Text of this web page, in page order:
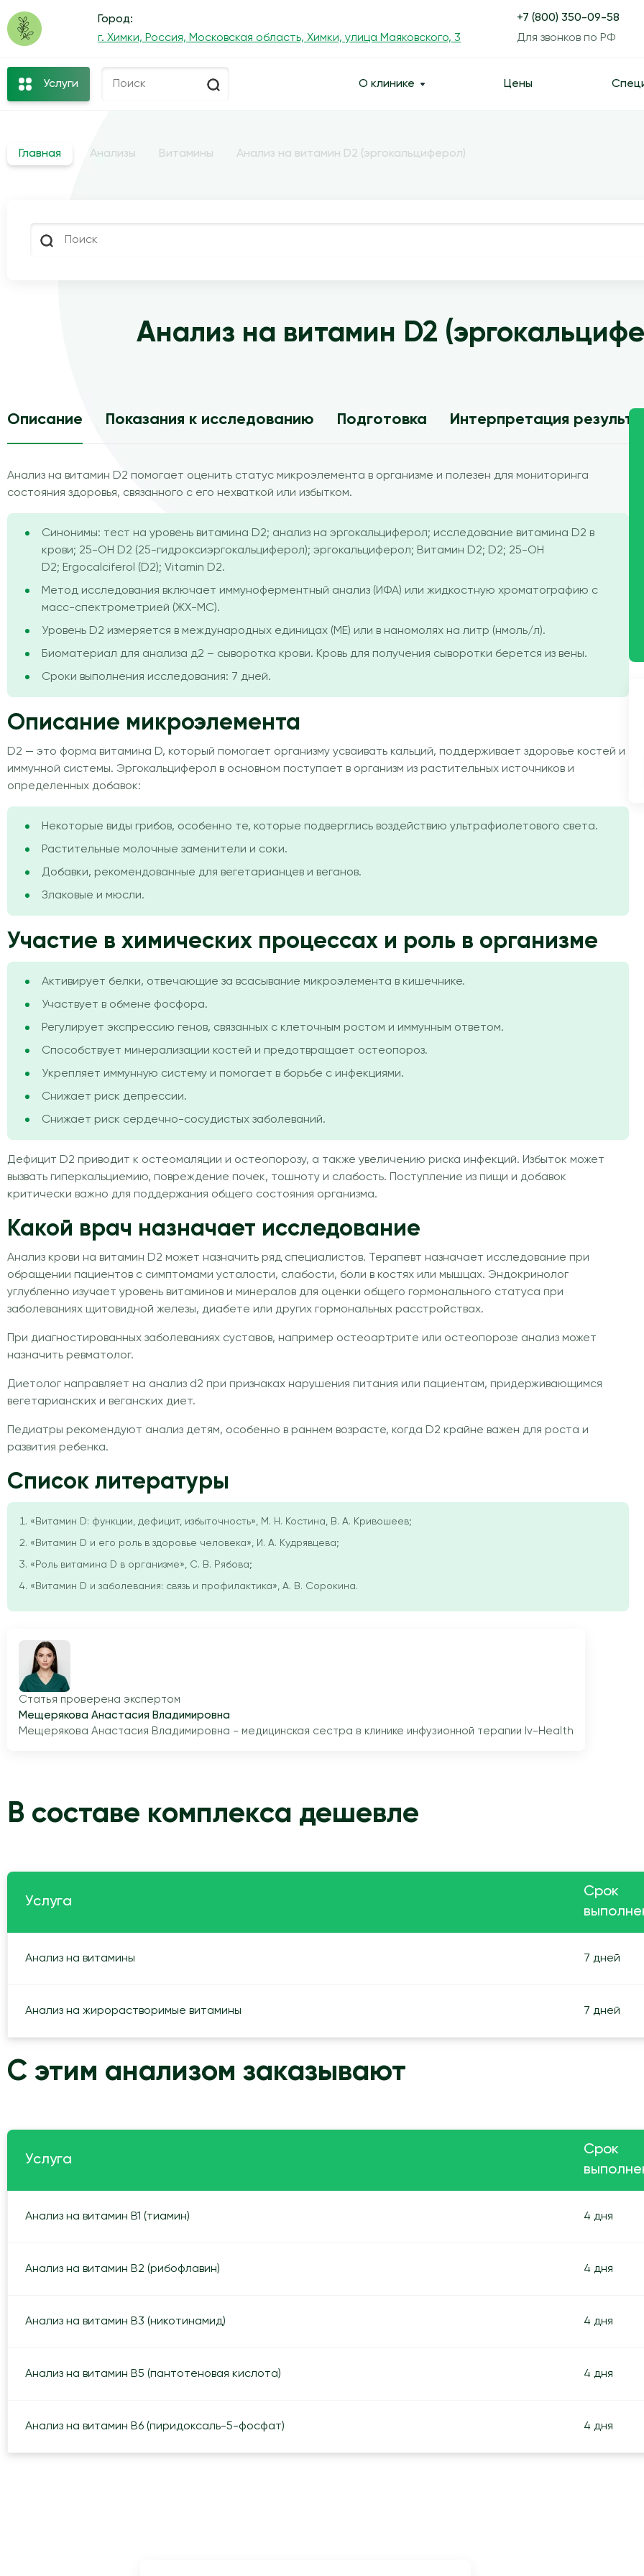
Город:
г. Химки, Россия, Московская область, Химки, улица Маяковского, 3
+7 (800) 350-09-58
Для звонков по РФ
Услуги О клинике Цены
Главная Анализы Витамины Анализ на витамин D2 (эргокальциферол)
Анализ на витамин D2
Описание Показания к исследованию Подготовка Интерпретация
Анализ на витамин D2 помогает оценить статус микроэлемента в организме и полезен для мониторинга
состояния здоровья, связанного с его нехваткой или избытком.
Синонимы: тест на уровень витамина D2; анализ на эргокальциферол; исследование витамина D2 в
крови; 25-OH D2 (25-гидроксиэргокальциферол); эргокальциферол; Витамин D2; D2; 25-OH
D2; Ergocalciferol (D2); Vitamin D2.
Метод исследования включает иммуноферментный анализ (ИФА) или жидкостную хроматографию с
масс-спектрометрией (ЖХ-МС).
Уровень D2 измеряется в международных единицах (МЕ) или в наномолях на литр (нмоль/л).
Биоматериал для анализа д2 – сыворотка крови. Кровь для получения сыворотки берется из вены.
Сроки выполнения исследования: 7 дней.
Описание микроэлемента
D2 — это форма витамина D, который помогает организму усваивать кальций, поддерживает здоровье костей и
иммунной системы. Эргокальциферол в основном поступает в организм из растительных источников и
определенных добавок:
Некоторые виды грибов, особенно те, которые подверглись воздействию ультрафиолетового света.
Растительные молочные заменители и соки.
Добавки, рекомендованные для вегетарианцев и веганов.
Злаковые и мюсли.
Участие в химических процессах и роль в организме
Активирует белки, отвечающие за всасывание микроэлемента в кишечнике.
Участвует в обмене фосфора.
Регулирует экспрессию генов, связанных с клеточным ростом и иммунным ответом.
Способствует минерализации костей и предотвращает остеопороз.
Укрепляет иммунную систему и помогает в борьбе с инфекциями.
Снижает риск депрессии.
Снижает риск сердечно-сосудистых заболеваний.
Дефицит D2 приводит к остеомаляции и остеопорозу, а также увеличению риска инфекций. Избыток может
вызвать гиперкальциемию, повреждение почек, тошноту и слабость. Поступление из пищи и добавок
критически важно для поддержания общего состояния организма.
Какой врач назначает исследование
Анализ крови на витамин D2 может назначить ряд специалистов. Терапевт назначает исследование при
обращении пациентов с симптомами усталости, слабости, боли в костях или мышцах. Эндокринолог
углубленно изучает уровень витаминов и минералов для оценки общего гормонального статуса при
заболеваниях щитовидной железы, диабете или других гормональных расстройствах.
При диагностированных заболеваниях суставов, например остеоартрите или остеопорозе анализ может
назначить ревматолог.
Диетолог направляет на анализ d2 при признаках нарушения питания или пациентам, придерживающимся
вегетарианских и веганских диет.
Педиатры рекомендуют анализ детям, особенно в раннем возрасте, когда D2 крайне важен для роста и
развития ребенка.
Список литературы
«Витамин D: функции, дефицит, избыточность», М. Н. Костина, В. А. Кривошеев;
«Витамин D и его роль в здоровье человека», И. А. Кудрявцева;
«Роль витамина D в организме», С. В. Рябова;
«Витамин D и заболевания: связь и профилактика», А. В. Сорокина.
Статья проверена экспертом
Мещерякова Анастасия Владимировна
Мещерякова Анастасия Владимировна - медицинская сестра в клинике инфузионной терапии Iv-Health
В составе комплекса дешевле
Услуга
Срок
Анализ на витамины 7 дней
Анализ на жирорастворимые витамины 7 дней
С этим анализом заказывают
Услуга
Срок
Анализ на витамин В1 (тиамин) 4 дня
Анализ на витамин В2 (рибофлавин) 4 дня
Анализ на витамин В3 (никотинамид) 4 дня
Анализ на витамин В5 (пантотеновая кислота) 4 дня
Анализ на витамин B6 (пиридоксаль-5-фосфат) 4 дня